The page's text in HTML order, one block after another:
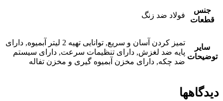
جنس
قطعات
فولاد ضد زنگ
سایر
توضیحات
تمیز کردن آسان و سریع, توانایی تهیه 2 لیتر آبمیوه, دارای
پایه ضد لغزش, دارای تنظیمات سرعت, دارای سیستم
ضد چکه, دارای مخزن آبمیوه گیری و مخزن تفاله
دیدگاهها